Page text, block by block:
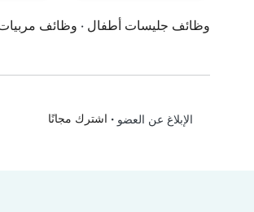
وظائف جليسات أطفال · وظائف
الإبلاغ عن العضو • اشترك مجانًا